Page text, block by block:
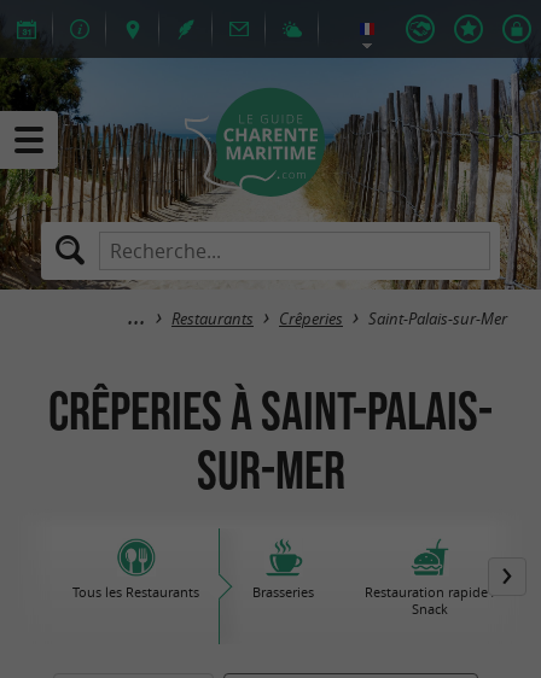
Restaurants Crêperies Saint-Palais-sur-Mer
Crêperies à Saint-Palais-
sur-Mer
Tous les Restaurants Brasseries
Restauration rapide /
Snack